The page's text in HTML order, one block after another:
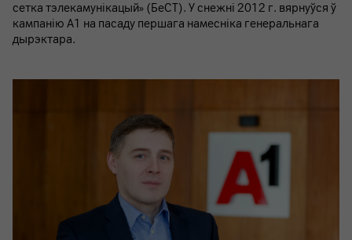
сетка тэлекамунікацый» (БеСТ). У снежні 2012 г. вярнуўся ў
кампанію A1 на пасаду першага намесніка генеральнага
дырэктара.